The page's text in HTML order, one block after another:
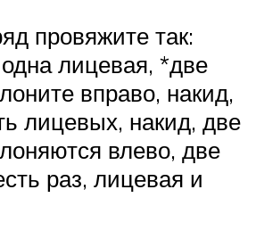
провяжите так:
лицевая, *две
вправо, накид,
лицевых, накид, две
влево, две
раз, лицевая и